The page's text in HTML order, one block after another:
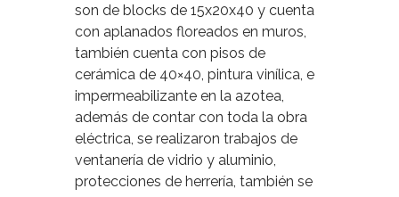
son de blocks de 15x20x40 y cuenta
con aplanados floreados en muros,
también cuenta con pisos de
cerámica de 40×40, pintura vinílica, e
impermeabilizante en la azotea,
además de contar con toda la obra
eléctrica, se realizaron trabajos de
ventanería de vidrio y aluminio,
protecciones de herrería, también se